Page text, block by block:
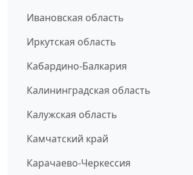
Ивановская область
Иркутская область
Кабардино-Балкария
Калининградская область
Калужская область
Камчатский край
Карачаево-Черкессия